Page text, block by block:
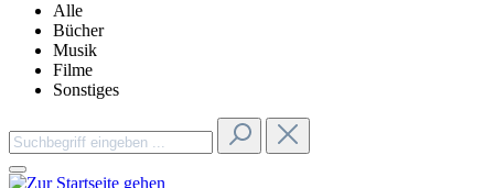
Alle
Bücher
Musik
Filme
Sonstiges